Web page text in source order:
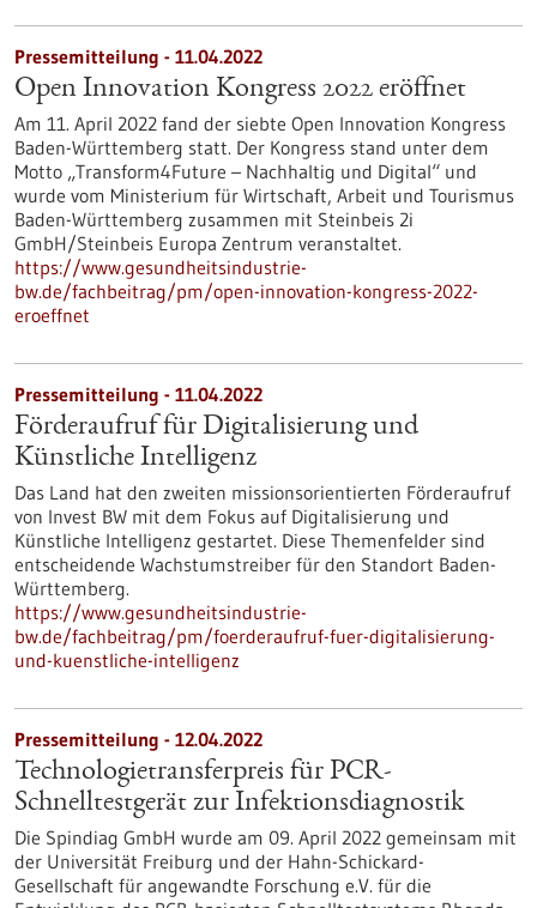
Pressemitteilung - 11.04.2022
Open Innovation Kongress 2022 eröffnet
Am 11. April 2022 fand der siebte Open Innovation Kongress
Baden-Württemberg statt. Der Kongress stand unter dem
Motto „Transform4Future – Nachhaltig und Digital“ und
wurde vom Ministerium für Wirtschaft, Arbeit und Tourismus
Baden-Württemberg zusammen mit Steinbeis 2i
GmbH/Steinbeis Europa Zentrum veranstaltet.
https://www.gesundheitsindustrie-
bw.de/fachbeitrag/pm/open-innovation-kongress-2022-
eroeffnet
Pressemitteilung - 11.04.2022
Förderaufruf für Digitalisierung und
Künstliche Intelligenz
Das Land hat den zweiten missionsorientierten Förderaufruf
von Invest BW mit dem Fokus auf Digitalisierung und
Künstliche Intelligenz gestartet. Diese Themenfelder sind
entscheidende Wachstumstreiber für den Standort Baden-
Württemberg.
https://www.gesundheitsindustrie-
bw.de/fachbeitrag/pm/foerderaufruf-fuer-digitalisierung-
und-kuenstliche-intelligenz
Pressemitteilung - 12.04.2022
Technologietransferpreis für PCR-
Schnelltestgerät zur Infektionsdiagnostik
Die Spindiag GmbH wurde am 09. April 2022 gemeinsam mit
der Universität Freiburg und der Hahn-Schickard-
Gesellschaft für angewandte Forschung e.V. für die